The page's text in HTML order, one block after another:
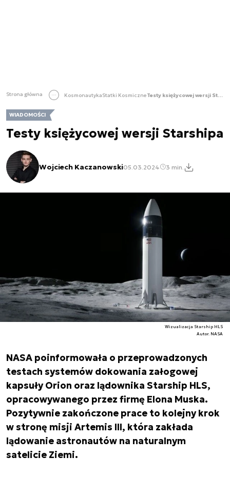
Strona główna KosmonautykaStatki Kosmiczne Testy księżycowej wersji Starshipa
WIADOMOŚCI
Testy księżycowej wersji Starshipa
Wojciech Kaczanowski05.03.2024 3 min.
Wizualizacja Starship HLS
Autor. NASA
NASA poinformowała o przeprowadzonych
testach systemów dokowania załogowej
kapsuły Orion oraz lądownika Starship HLS,
opracowywanego przez firmę Elona Muska.
Pozytywnie zakończone prace to kolejny krok
w stronę misji Artemis III, która zakłada
lądowanie astronautów na naturalnym
satelicie Ziemi.